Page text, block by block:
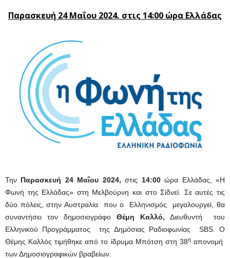
Παρασκευή 24 Μαΐου 2024, στις 14:00 ώρα Ελλάδας
Την Παρασκευή 24 Μαΐου 2024, στις 14:00ώρα Ελλάδας, «Η
Φωνή της Ελλάδας» στη Μελβούρνη και στο Σίδνεϊ. Σε αυτές τις
δύο πόλεις, στην Αυστραλία που ο Ελληνισμός μεγαλουργεί, θα
συναντήσει τον δημοσιογράφο Θέμη Καλλό, Διευθυντή του
Ελληνικού Προγράμματος της Δημόσιας Ραδιοφωνίας SBS. Ο
Θέμης Καλλός τιμήθηκε από το ίδρυμα Μπότση στη 38ηαπονομή
των Δημοσιογραφικών βραβείων.